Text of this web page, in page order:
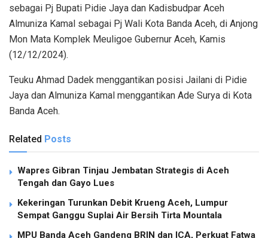
sebagai Pj Bupati Pidie Jaya dan Kadisbudpar Aceh
Almuniza Kamal sebagai Pj Wali Kota Banda Aceh, di Anjong
Mon Mata Komplek Meuligoe Gubernur Aceh, Kamis
(12/12/2024).
Teuku Ahmad Dadek menggantikan posisi Jailani di Pidie
Jaya dan Almuniza Kamal menggantikan Ade Surya di Kota
Banda Aceh.
Related Posts
Wapres Gibran Tinjau Jembatan Strategis di Aceh
Tengah dan Gayo Lues
Kekeringan Turunkan Debit Krueng Aceh, Lumpur
Sempat Ganggu Suplai Air Bersih Tirta Mountala
MPU Banda Aceh Gandeng BRIN dan ICA, Perkuat Fatwa